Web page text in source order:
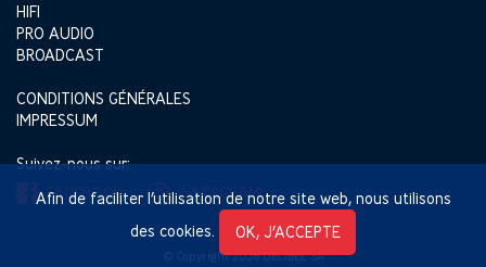
Afin de faciliter l’utilisation de notre site web, nous utilisons
des cookies.
OK, J’ACCEPTE
HIFI
PRO AUDIO
BROADCAST
CONDITIONS GÉNÉRALES
IMPRESSUM
Suivez-nous sur:
FACEBOOK
INSTAGRAM
© Copyright 2026 DECIBEL SA